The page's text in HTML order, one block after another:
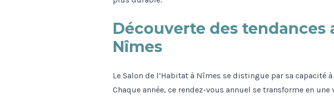
Découverte des tendances
Nîmes
Le Salon de l’Habitat à Nîmes se distingue par sa capacité
Chaque année, ce rendez-vous annuel se transforme en